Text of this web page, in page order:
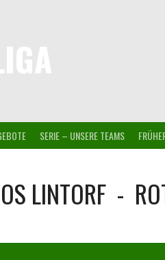
SERIE – UNSERE TEAMS
LINTORF -